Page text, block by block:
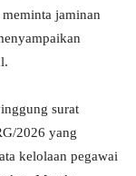
jaminan
surat
2026 yang
kelolaan pegawai